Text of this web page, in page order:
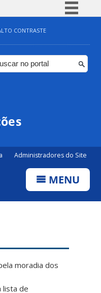
Simplifique!
Comunica BR
Participe
CONTRASTE
Administradores do Site
MENU
moradia dos
lista de